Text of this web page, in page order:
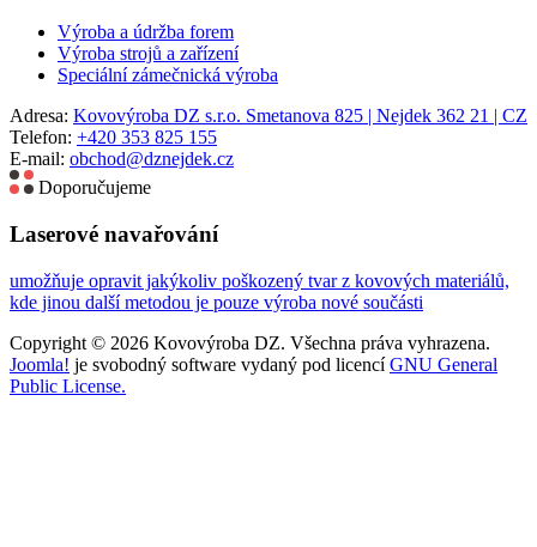
Výroba a údržba forem
Výroba strojů a zařízení
Speciální zámečnická výroba
Adresa: Kovovýroba DZ s.r.o. Smetanova 825 | Nejdek 362 21 | CZ
Telefon: +420 353 825 155
E-mail: obchod@dznejdek.cz
Doporučujeme
Laserové navařování
umožňuje opravit jakýkoliv poškozený tvar z kovových materiálů,
kde jinou další metodou je pouze výroba nové součásti
Copyright © 2026 Kovovýroba DZ. Všechna práva vyhrazena.
Joomla! je svobodný software vydaný pod licencíGNU General
Public License.